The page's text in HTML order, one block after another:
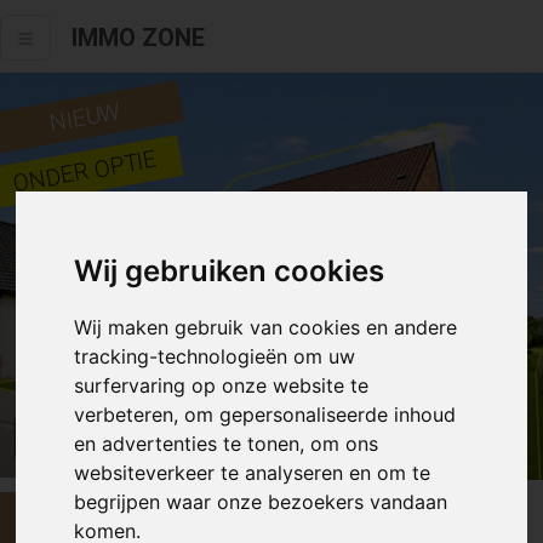
Wij gebruiken cookies
Wij maken gebruik van cookies en andere
tracking-technologieën om uw
surfervaring op onze website te
verbeteren, om gepersonaliseerde inhoud
en advertenties te tonen, om ons
websiteverkeer te analyseren en om te
begrijpen waar onze bezoekers vandaan
komen.
IMMO ZONE
NIEUW
ONDER OPTIE
Alle fotos
€ 599 000